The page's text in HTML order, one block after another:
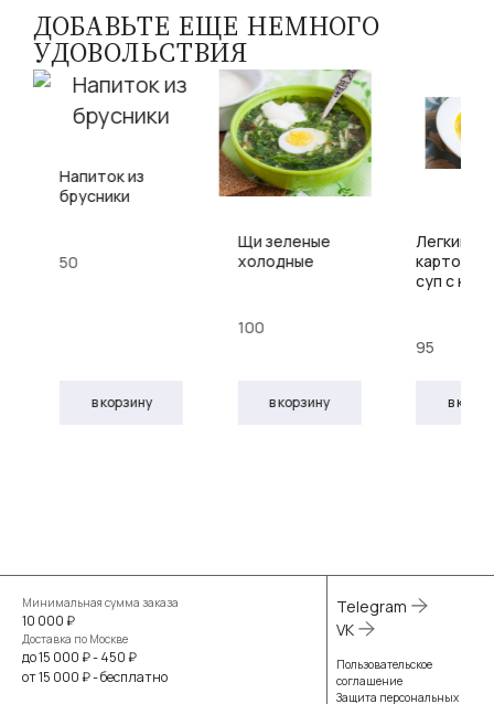
ДОБАВЬТЕ ЕЩЕ НЕМНОГО
УДОВОЛЬСТВИЯ
Напиток из
брусники
50
в корзину
Щи зеленые
холодные
100
в корзину
Легкий
суп с
95
в
Минимальная сумма заказа
10 000 ₽
Доставка по Москве
до 15 000 ₽ - 450 ₽
от 15 000 ₽ - бесплатно
Telegram
VK
Пользовательское
соглашение
Защита персональных